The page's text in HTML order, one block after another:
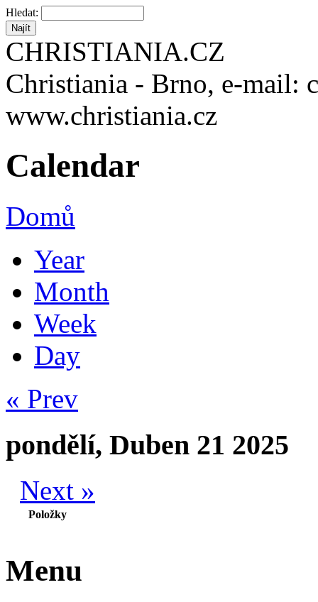
Hledat:
CHRISTIANIA.CZ
Christiania - Brno, e-mail:
www.christiania.cz
Calendar
Domů
Year
Month
Week
Day
« Prev
pondělí, Duben 21 2025
Next »
Položky
Menu